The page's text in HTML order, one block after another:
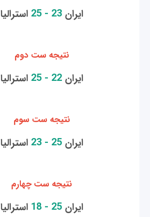
ایران 23 - 25 استرالیا
نتیجه ست دوم
ایران22 - 25 استرالیا
نتیجه ست سوم
ایران25 - 23 استرالیا
نتیجه ست چهارم
ایران25 - 18 استرالیا